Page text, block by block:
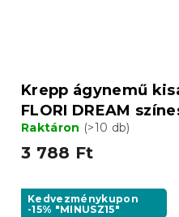
Krepp ágynemű
FLORI DREAM
Raktáron (>10 db)
3 788 Ft
Kedvezménykupon
-15% "MINUSZ15"